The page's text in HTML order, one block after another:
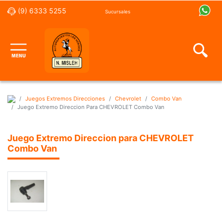
(9) 6333 5255 Sucursales
Juegos Extremos Direcciones Chevrolet
Combo Van
Juego Extremo Direccion Para CHEVROLET Combo Van
Juego Extremo Direccion para CHEVROLET
Combo Van